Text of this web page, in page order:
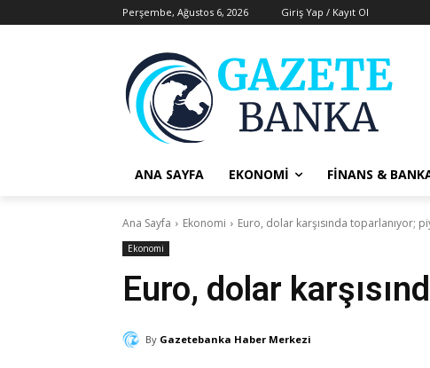
Perşembe, Ağustos 6, 2026 Giriş Yap / Kayıt Ol
ANA SAYFA EKONOMI FINANS &
Ana Sayfa Ekonomi Euro, dolar karşısında toparlanıyor;
Ekonomi
Euro, dolar
By Gazetebanka Haber Merkezi